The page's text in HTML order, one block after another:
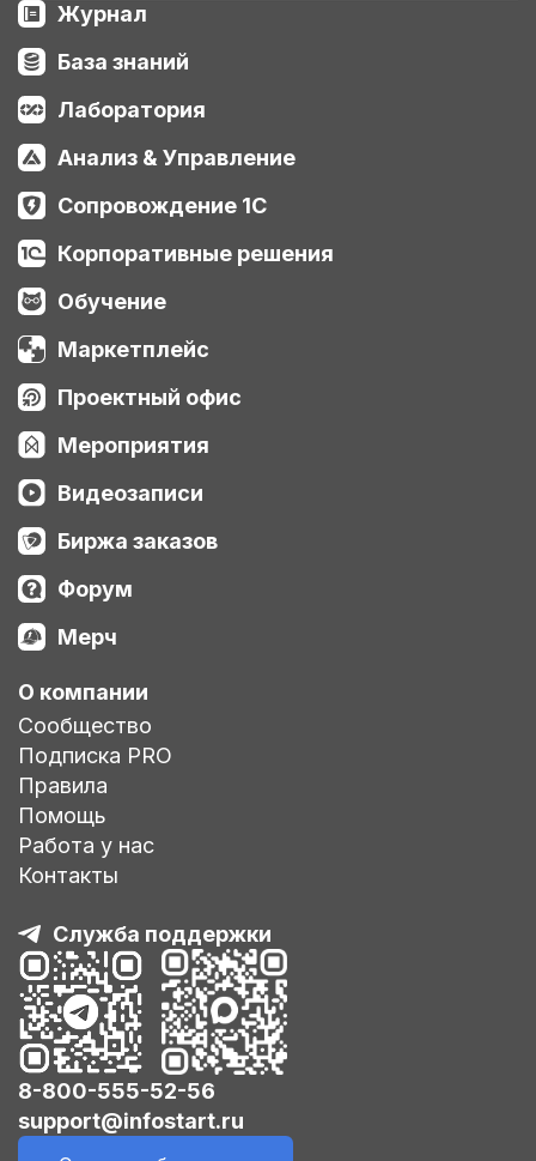
Журнал
База знаний
Лаборатория
Анализ & Управление
Сопровождение 1С
Корпоративные решения
Обучение
Маркетплейс
Проектный офис
Мероприятия
Видеозаписи
Биржа заказов
Форум
Мерч
О компании
Сообщество
Подписка PRO
Правила
Помощь
Работа у нас
Контакты
Служба поддержки
8-800-555-52-56
support@infostart.ru